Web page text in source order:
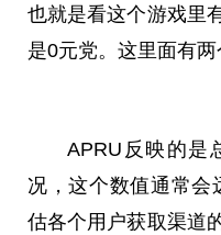
也就是看这个游戏里
是0元党。这里面有两
APRU反映的是
况，这个数值通常会
估各个用户获取渠道